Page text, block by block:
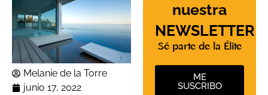
Melanie de la Torre
junio 17, 2022
nuestra
NEWSLETTER
Sé parte de la Élite
ME
SUSCRIBO